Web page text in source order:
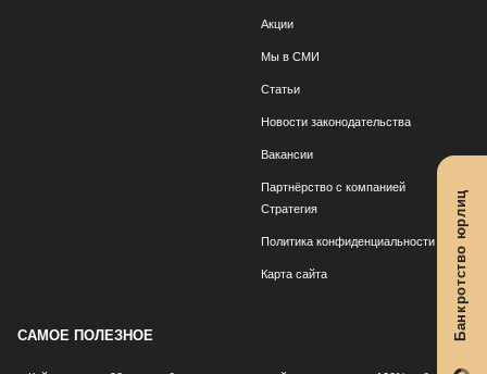
Акции
Мы в СМИ
Статьи
Новости законодательства
Вакансии
Партнёрство с компанией
Стратегия
Политика конфиденциальности
Карта сайта
САМОЕ ПОЛЕЗНОЕ Банкротство юрлиц